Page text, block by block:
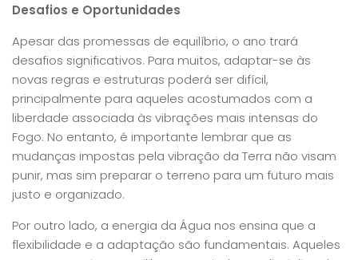
Desafios e Oportunidades
Apesar das promessas de equilíbrio, o ano trará
desafios significativos. Para muitos, adaptar-se às
novas regras e estruturas poderá ser difícil,
principalmente para aqueles acostumados com a
liberdade associada às vibrações mais intensas do
Fogo. No entanto, é importante lembrar que as
mudanças impostas pela vibração da Terra não visam
punir, mas sim preparar o terreno para um futuro mais
justo e organizado.
Por outro lado, a energia da Água nos ensina que a
flexibilidade e a adaptação são fundamentais. Aqueles